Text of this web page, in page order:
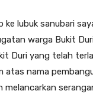
ke lubuk sanubari
warga Bukit
Duri yang telah
atas nama
melancarkan